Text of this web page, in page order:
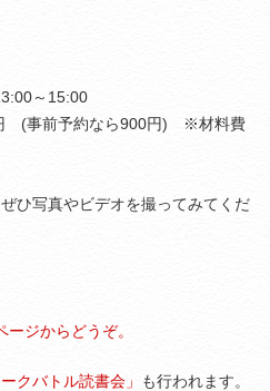
～15:00
(事前予約なら900円) ※材料費
写真やビデオを撮ってみてくだ
ジからどうぞ。
ークバトル読書会」
も行われます。